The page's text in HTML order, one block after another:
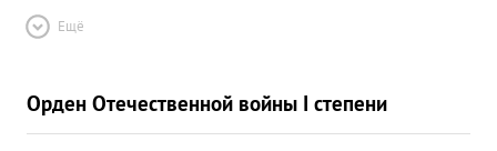
Ещё
Орден Отечественной войны I степени